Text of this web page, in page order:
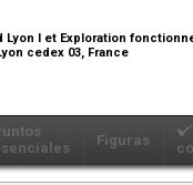
I et Exploration
cedex 03, France
Figuras